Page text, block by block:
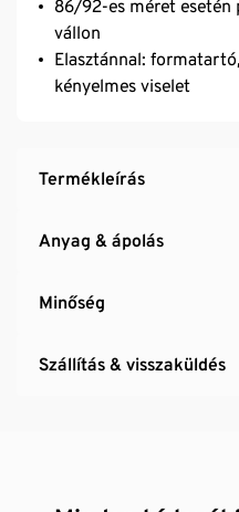
86/92-es méret esetén
vállon
Elasztánnal:
kényelmes viselet
Termékleírás
Anyag & ápolás
Minőség
Szállítás & visszaküldés